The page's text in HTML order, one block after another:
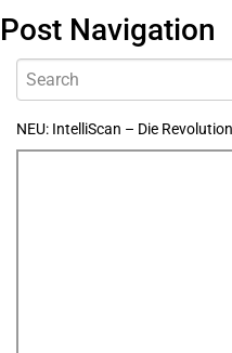
Post Navigation
NEU: IntelliScan – Die